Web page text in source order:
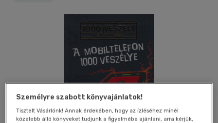
Személyre szabott könyvajánlatok!
Tisztelt Vásárlónk! Annak érdekében, hogy az ízléséhez minél
közelebb álló könyveket tudjunk a figyelmébe ajánlani, arra kérjük,